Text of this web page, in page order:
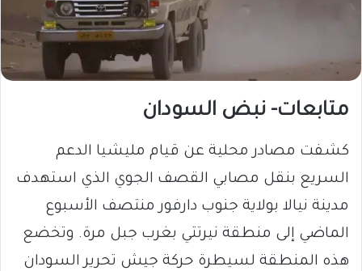
متابعات- نبض السودان
كشفت مصادر محلية عن قيام مليشيا الدعم
السريع بنقل مصابي القصف الجوي الذي استهدف
مدينة نيالا بولاية جنوب دارفور منتصف الأسبوع
الماضي إلى منطقة نيرتتي بغرب جبل مرة. وتخضع
هذه المنطقة لسيطرة حركة جيش تحرير السودان